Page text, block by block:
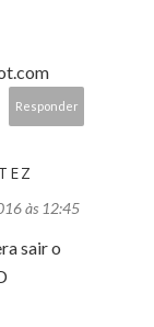
Responder
às 12:45
sair o